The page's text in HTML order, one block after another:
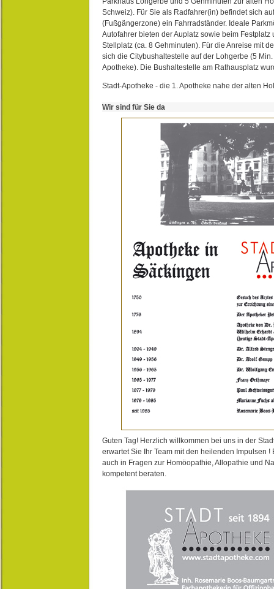
Schweiz). Für Sie als Radfahrer(in) befindet sich
(Fußgängerzone) ein Fahrradständer. Ideale
Autofahrer bieten der Auplatz sowie beim Festplatz
Stellplatz (ca. 8 Gehminuten). Für die Anreise mit
sich die Citybushaltestelle auf der Lohgerbe (5
Apotheke). Die Bushaltestelle am Rathausplatz
Stadt-Apotheke - die 1. Apotheke nahe der alten
Wir sind für Sie da
Guten Tag! Herzlich willkommen bei uns in der
erwartet Sie Ihr Team mit den heilenden Impulsen !
auch in Fragen zur Homöopathie, Allopathie und
kompetent beraten.